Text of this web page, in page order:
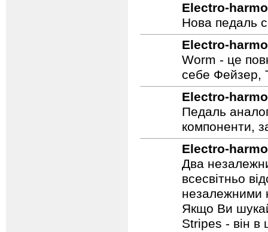
Electro-
Нова педаль
Electro-
Worm - це
себе Фейзер,
Electro-
Педаль
компоненти,
Electro-
Два
всесвітньо
незалежними
Якщо Ви
Stripes - він в